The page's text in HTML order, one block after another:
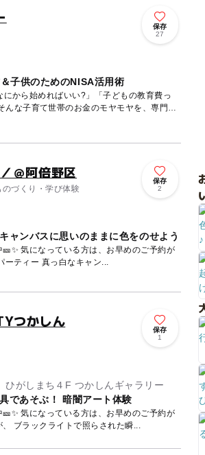
保存
27
子供のためのNISA活用術
にから始めればいい?」「子どもの教育費っ
な子育て世帯のお金のモヤモヤを、専門の
＠阿倍野区
づくり・学び体験
保存
2
ャンバスに思いのままに色をのせよう
気になっている方は、お早めのご予約が
おすすめです。 🎨はちゃめちゃ遊び 🌈絵の具パーティー 真っ白なキャン...
つかしん
保存
1
がしまち４F つかしんギャラリー
であそぶ！ 暗闇アート体験
気になっている方は、お早めのご予約が
た絵が、 ブラックライトで照らされた瞬...